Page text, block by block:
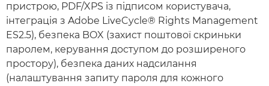
пристрою, PDF/XPS із підписом користувача,
інтеграція з Adobe LiveCycle® Rights Management
ES2.5), безпека BOX (захист поштової скриньки
паролем, керування доступом до розширеного
простору), безпека даних надсилання
(налаштування запиту пароля для кожного